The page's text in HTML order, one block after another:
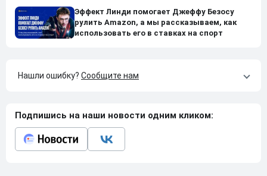
Эффект Линди помогает Джеффу Безосу
рулить Amazon, а мы рассказываем, как
использовать его в ставках на спорт
Нашли ошибку? Сообщите нам
Подпишись на наши новости одним кликом: